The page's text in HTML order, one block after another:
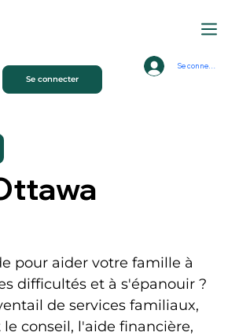
Se connecter
Se connecter
pour aider votre famille à
difficultés et à s'épanouir ?
de services familiaux,
conseil, l'aide financière,